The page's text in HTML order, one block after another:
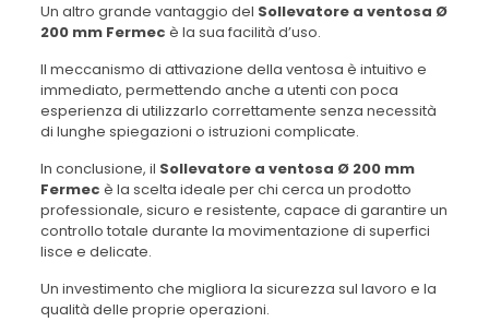
Un altro grande vantaggio del Sollevatore a ventosa Ø
200 mm Fermec è la sua facilità d’uso.
Il meccanismo di attivazione della ventosa è intuitivo e
immediato, permettendo anche a utenti con poca
esperienza di utilizzarlo correttamente senza necessità
di lunghe spiegazioni o istruzioni complicate.
In conclusione, il Sollevatore a ventosa Ø 200 mm
Fermec è la scelta ideale per chi cerca un prodotto
professionale, sicuro e resistente, capace di garantire un
controllo totale durante la movimentazione di superfici
lisce e delicate.
Un investimento che migliora la sicurezza sul lavoro e la
qualità delle proprie operazioni.